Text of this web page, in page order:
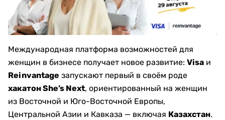
Международная платформа возможностей для
женщин в бизнесе получает новое развитие: Visa и
Reinvantage запускают первый в своём роде
хакатон She’s Next, ориентированный на женщин
из Восточной и Юго-Восточной Европы,
Центральной Азии и Кавказа — включая Казахстан.